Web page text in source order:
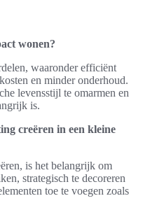
wonen?
waaronder efficiënt
en minder onderhoud.
levensstijl te omarmen en
is.
creëren in een kleine
is het belangrijk om
strategisch te decoreren
toe te voegen zoals